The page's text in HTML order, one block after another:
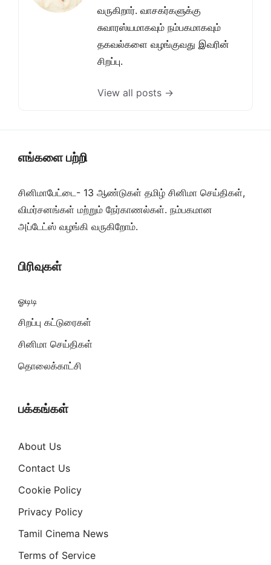
வருகிறார். வாசகர்களுக்கு
சுவாரஸ்யமாகவும் நம்பகமாகவும்
தகவல்களை வழங்குவது இவரின்
சிறப்பு.
View all posts →
எங்களை பற்றி
சினிமாபேட்டை- 13 ஆண்டுகள் தமிழ் சினிமா செய்திகள்,
விமர்சனங்கள் மற்றும் நேர்காணல்கள். நம்பகமான
அப்டேட்ஸ் வழங்கி வருகிறோம்.
பிரிவுகள்
ஓடிடி
சிறப்பு கட்டுரைகள்
சினிமா செய்திகள்
தொலைக்காட்சி
பக்கங்கள்
About Us
Contact Us
Cookie Policy
Privacy Policy
Tamil Cinema News
Terms of Service